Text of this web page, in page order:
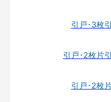
引戸･3枚
引戸･2枚片
引戸･2枚